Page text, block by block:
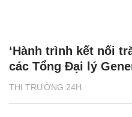
THỊ TRƯỜNG 24H
‘Hành trình kết nối
các Tổng Đại lý